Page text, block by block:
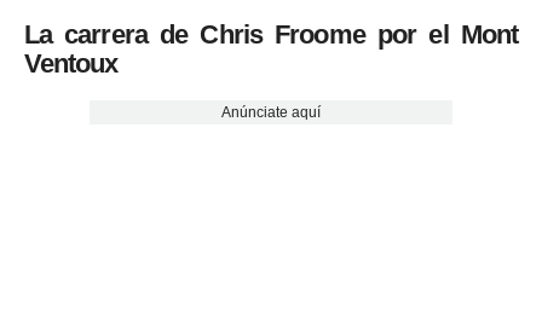
La carrera de Chris Froome por el Mont
Ventoux
Anúnciate aquí